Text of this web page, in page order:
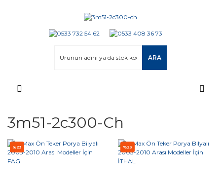
ARA
3m51-2c300-Ch
%23 %23